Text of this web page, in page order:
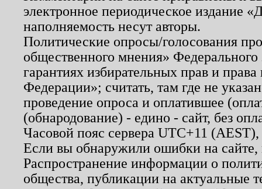
электронное периодическое издание
наполняемость несут авторы.
Политические опросы/голосования
общественного мнения»
гарантиях избирательных прав и
Федерации»; считать, там где не
проведение опроса и оплатившее
(обнародование) - едино - сайт, без
Часовой пояс сервера UTC+11
Если вы обнаружили ошибки на
Распространение информации о
общества, публикации на актуальные